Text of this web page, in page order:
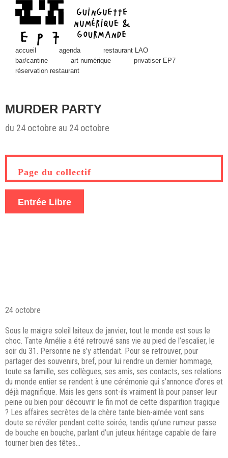
content
accueil agenda
restaurant LAO
bar/cantine
art numérique
privatiser EP7
réservation restaurant
MURDER PARTY
du 24 octobre au 24 octobre
Image
Page du collectif
Entrée Libre
24 octobre
Sous le maigre soleil laiteux de janvier, tout le monde est sous le
choc. Tante Amélie a été retrouvé sans vie au pied de l’escalier, le
soir du 31. Personne ne s’y attendait. Pour se retrouver, pour
partager des souvenirs, bref, pour lui rendre un dernier hommage,
toute sa famille, ses collègues, ses amis, ses contacts, ses relations
du monde entier se rendent à une cérémonie qui s’annonce d’ores et
déjà magnifique. Mais les gens sont-ils vraiment là pour panser leur
peine ou bien pour découvrir le fin mot de cette disparition tragique
? Les affaires secrètes de la chère tante bien-aimée vont sans
doute se révéler pendant cette soirée, tandis qu’une rumeur passe
de bouche en bouche, parlant d’un juteux héritage capable de faire
tourner bien des têtes…